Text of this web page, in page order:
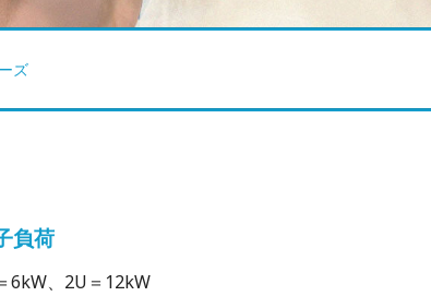
ズ
負荷
6kW、2U＝12kW